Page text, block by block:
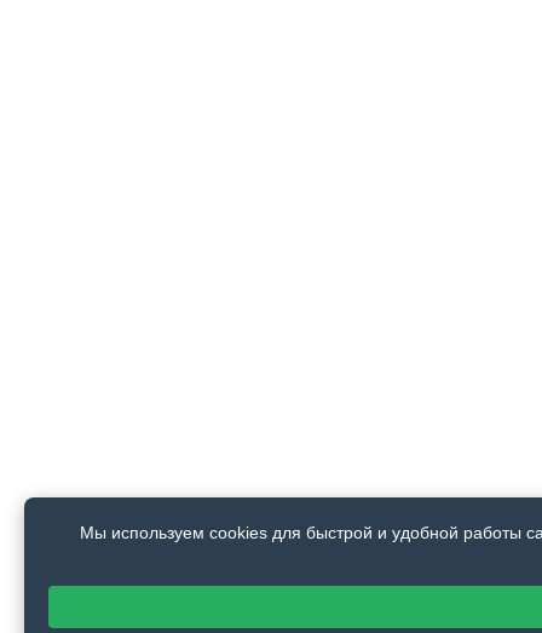
Мы используем cookies для быстрой и удобной работы